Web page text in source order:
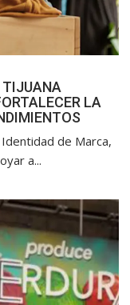
TIJUANA
LA
de Marca,
a...